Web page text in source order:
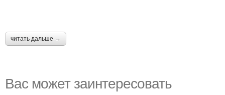
читать дальше →
Вас может заинтересовать